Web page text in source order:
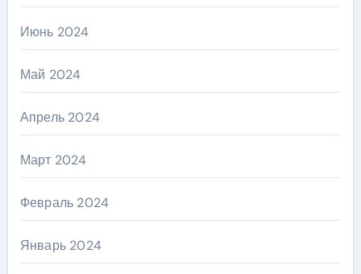
Июнь 2024
Май 2024
Апрель 2024
Март 2024
Февраль 2024
Январь 2024